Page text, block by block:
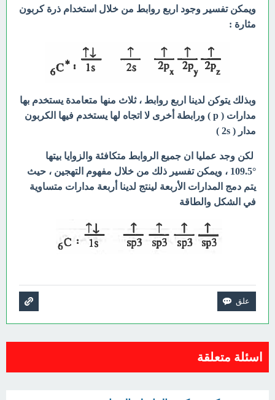
ويمكن تفسير وجود اربع روابط من خلال استخدام ذرة كربون
مثارة :
وبذلك يتوكن لدينا اربع روابط ، ثلاث منها متعامدة يستخدم بها
مدارات ( p ) ورابطة أخرى
لا اتجاه لها يستخدم فيها الكربون
مدار ( 2s )
لكن وجد عمليا ان جميع الروابط متكافئة والزوايا بيتها
°109.5 ، ويمكن تفسير ذلك من خلال مفهوم التهجين ، حيث
يتم دمج المدارات الأربعة لينتج لدينا أربعة مدارات متساوية
في الشكل والطاقة
اسئلة متعلقة